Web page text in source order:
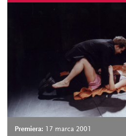
Premiera: 17 marca 2001